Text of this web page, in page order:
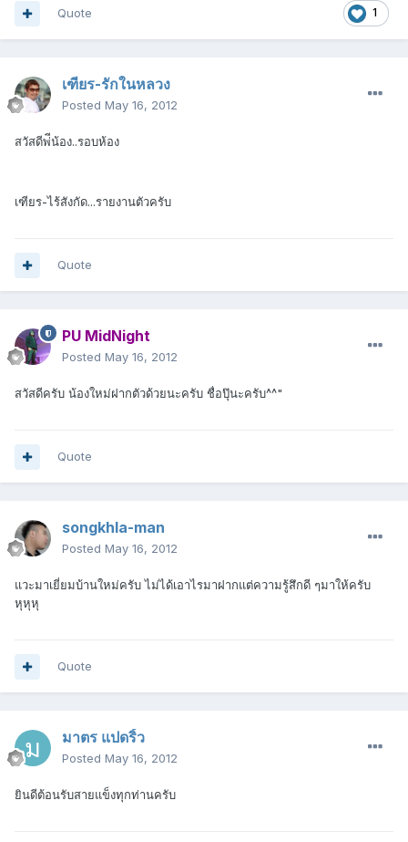
1
Quote
เฑียร-รักในหลวง
Posted May 16, 2012
สวัสดีพ่ีน้อง..รอบห้อง
เฑียร-ไร้สังกัด...รายงานตัวครับ
Quote
PU MidNight
Posted May 16, 2012
สวัสดีครับ น้องใหม่ฝากตัวด้วยนะครับ ชื่อปุ๊นะครับ^^"
Quote
songkhla-man
Posted May 16, 2012
แวะมาเยี่ยมบ้านใหม่ครับ ไม่ได้เอาไรมาฝากแต่ความรู้สึกดี ๆมาให้ครับ
หุหุหุ
Quote
มาตร แปดริ้ว
Posted May 16, 2012
ยินดีต้อนรับสายแข็งทุกท่านครับ